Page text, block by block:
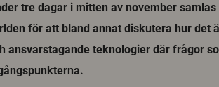
tre dagar i mitten av november
för att bland annat diskutera hur det
ansvarstagande teknologier där frågor